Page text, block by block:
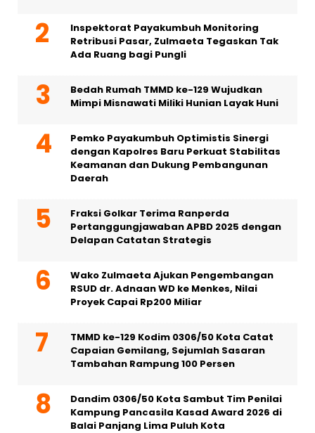
Inspektorat Payakumbuh Monitoring
Retribusi Pasar, Zulmaeta Tegaskan Tak
Ada Ruang bagi Pungli
Bedah Rumah TMMD ke-129 Wujudkan
Mimpi Misnawati Miliki Hunian Layak Huni
Pemko Payakumbuh Optimistis Sinergi
dengan Kapolres Baru Perkuat Stabilitas
Keamanan dan Dukung Pembangunan
Daerah
Fraksi Golkar Terima Ranperda
Pertanggungjawaban APBD 2025 dengan
Delapan Catatan Strategis
Wako Zulmaeta Ajukan Pengembangan
RSUD dr. Adnaan WD ke Menkes, Nilai
Proyek Capai Rp200 Miliar
TMMD ke-129 Kodim 0306/50 Kota Catat
Capaian Gemilang, Sejumlah Sasaran
Tambahan Rampung 100 Persen
Dandim 0306/50 Kota Sambut Tim Penilai
Kampung Pancasila Kasad Award 2026 di
Balai Panjang Lima Puluh Kota